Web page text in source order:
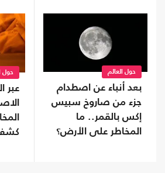
حول العالم
بعد أنباء عن اصطدام
جزء من صاروخ سبيس
إكس بالقمر.. ما
المخاطر على الأرض؟
حول
عبر